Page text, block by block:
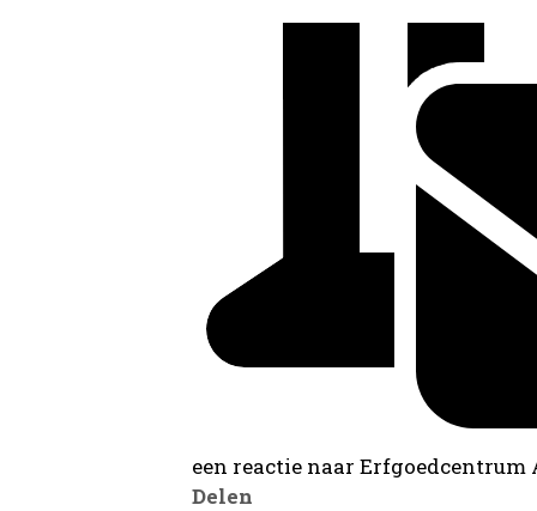
een reactie naar
Delen